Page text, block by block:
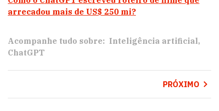
arrecadou mais de US$ 250 mi?
Acompanhe tudo sobre: Inteligência artificial
ChatGPT
PRÓXIMO